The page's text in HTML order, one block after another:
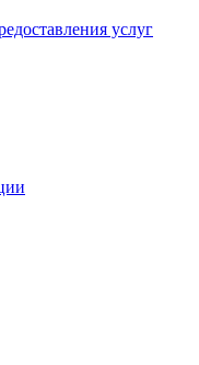
услуг